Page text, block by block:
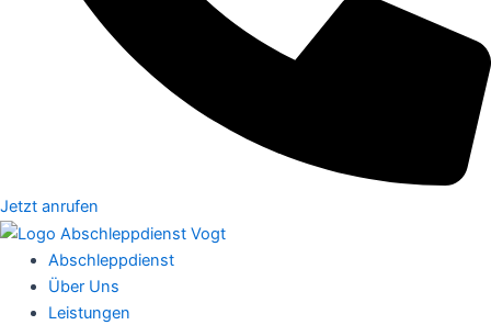
Jetzt anrufen
Abschleppdienst
Über Uns
Leistungen